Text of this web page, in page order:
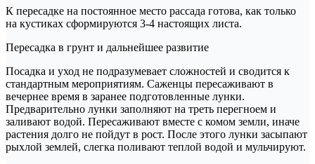
К пересадке на постоянное место рассада готова, как только
на кустиках сформируются 3-4 настоящих листа.
Пересадка в грунт и дальнейшее развитие
Посадка и уход не подразумевает сложностей и сводится к
стандартным мероприятиям. Саженцы пересаживают в
вечернее время в заранее подготовленные лунки.
Предварительно лунки заполняют на треть перегноем и
заливают водой. Пересаживают вместе с комом земли, иначе
растения долго не пойдут в рост. После этого лунки засыпают
рыхлой землей, слегка поливают теплой водой и мульчируют.